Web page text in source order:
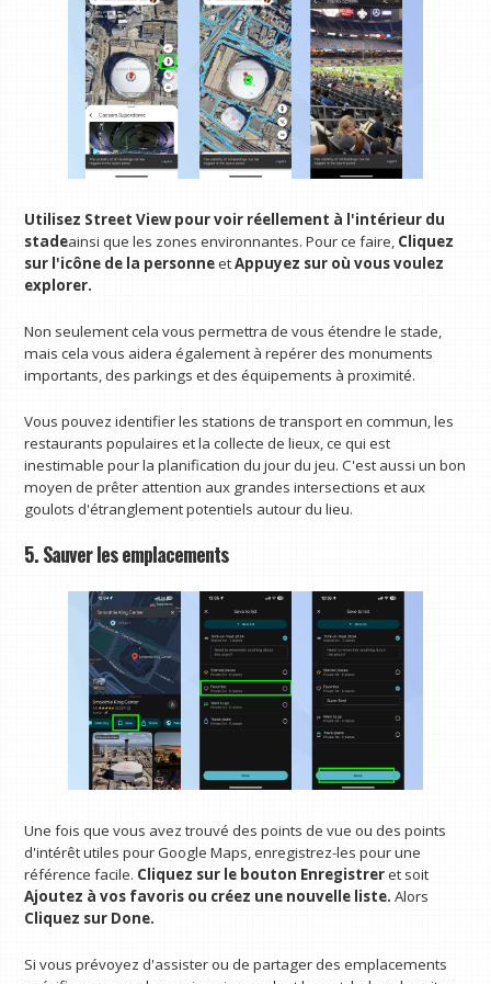
Utilisez Street View pour voir réellement à l'intérieur du
stadeainsi que les zones environnantes. Pour ce faire, Cliquez
sur l'icône de la personneetAppuyez sur où vous voulez
explorer.
Non seulement cela vous permettra de vous étendre le stade,
mais cela vous aidera également à repérer des monuments
importants, des parkings et des équipements à proximité.
Vous pouvez identifier les stations de transport en commun, les
restaurants populaires et la collecte de lieux, ce qui est
inestimable pour la planification du jour du jeu. C'est aussi un bon
moyen de prêter attention aux grandes intersections et aux
goulots d'étranglement potentiels autour du lieu.
5. Sauver les emplacements
Une fois que vous avez trouvé des points de vue ou des points
d'intérêt utiles pour Google Maps, enregistrez-les pour une
référence facile. Cliquez sur le bouton Enregistreret soit
Ajoutez à vos favoris ou créez une nouvelle liste.Alors
Cliquez sur Done.
Si vous prévoyez d'assister ou de partager des emplacements